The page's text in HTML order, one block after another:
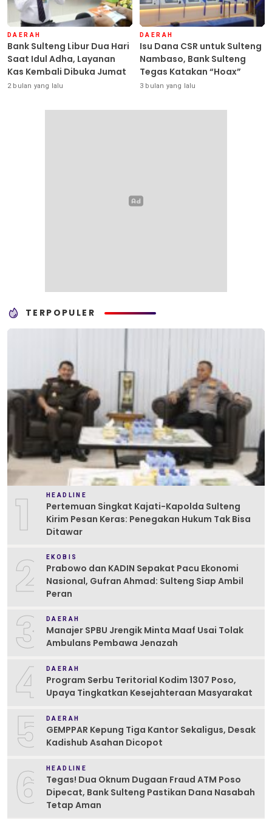
DAERAH
Bank Sulteng Libur Dua Hari
Saat Idul Adha, Layanan
Kas Kembali Dibuka Jumat
2 bulan yang lalu
DAERAH
Isu Dana CSR untuk Sulteng
Nambaso, Bank Sulteng
Tegas Katakan “Hoax”
3 bulan yang lalu
TERPOPULER
1 HEADLINE
Pertemuan Singkat Kajati-Kapolda Sulteng
Kirim Pesan Keras: Penegakan Hukum Tak Bisa
Ditawar
2 EKOBIS
Prabowo dan KADIN Sepakat Pacu Ekonomi
Nasional, Gufran Ahmad: Sulteng Siap Ambil
Peran
3 DAERAH
Manajer SPBU Jrengik Minta Maaf Usai Tolak
Ambulans Pembawa Jenazah
4 DAERAH
Program Serbu Teritorial Kodim 1307 Poso,
Upaya Tingkatkan Kesejahteraan Masyarakat
5 DAERAH
GEMPPAR Kepung Tiga Kantor Sekaligus, Desak
Kadishub Asahan Dicopot
6 HEADLINE
Tegas! Dua Oknum Dugaan Fraud ATM Poso
Dipecat, Bank Sulteng Pastikan Dana Nasabah
Tetap Aman